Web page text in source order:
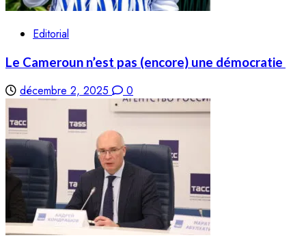
Editorial
Le Cameroun n’est pas (encore) une démocratie
décembre 2, 2025 0